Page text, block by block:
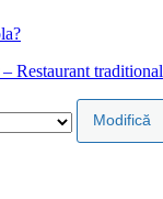
Restaurant traditional